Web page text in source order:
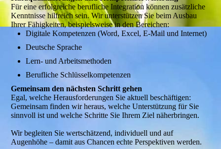
Für eine erfolgreiche berufliche Integration können zusätzliche
Kenntnisse hilfreich sein. Wir unterstützen Sie beim Ausbau
Ihrer Fähigkeiten, beispielsweise in den Bereichen:
Digitale Kompetenzen (Word, Excel, E-Mail und Internet)
Deutsche Sprache
Lern- und Arbeitsmethoden
Berufliche Schlüsselkompetenzen
Gemeinsam den nächsten Schritt gehen
Egal, welche Herausforderungen Sie aktuell beschäftigen:
Gemeinsam finden wir heraus, welche Unterstützung für Sie
sinnvoll ist und welche Schritte Sie Ihrem Ziel näherbringen.
Wir begleiten Sie wertschätzend, individuell und auf
Augenhöhe – damit aus Chancen echte Perspektiven werden.